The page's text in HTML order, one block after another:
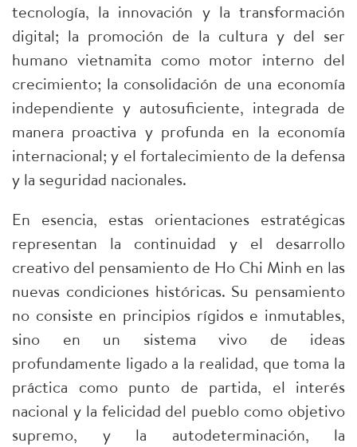
tecnología, la innovación y la transformación
digital; la promoción de la cultura y del ser
humano vietnamita como motor interno del
crecimiento; la consolidación de una economía
independiente y autosuficiente, integrada de
manera proactiva y profunda en la economía
internacional; y el fortalecimiento de la defensa
y la seguridad nacionales.
En esencia, estas orientaciones estratégicas
representan la continuidad y el desarrollo
creativo del pensamiento de Ho Chi Minh en las
nuevas condiciones históricas. Su pensamiento
no consiste en principios rígidos e inmutables,
sino en un sistema vivo de ideas
profundamente ligado a la realidad, que toma la
práctica como punto de partida, el interés
nacional y la felicidad del pueblo como objetivo
supremo, y la autodeterminación, la